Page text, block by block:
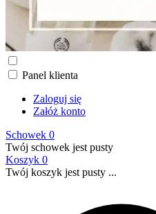
Panel klienta
Zaloguj się
Załóż konto
Schowek 0
Twój schowek jest pusty
Koszyk 0
Twój koszyk jest pusty ...